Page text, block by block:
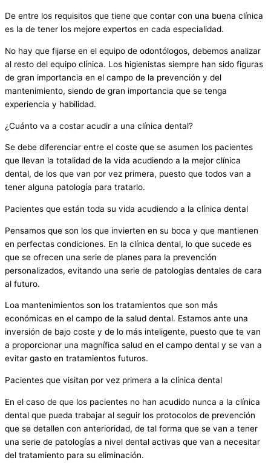
De entre los requisitos que tiene que contar con una buena clínica
es la de tener los mejore expertos en cada especialidad.
No hay que fijarse en el equipo de odontólogos, debemos analizar
al resto del equipo clínica. Los higienistas siempre han sido figuras
de gran importancia en el campo de la prevención y del
mantenimiento, siendo de gran importancia que se tenga
experiencia y habilidad.
¿Cuánto va a costar acudir a una clínica dental?
Se debe diferenciar entre el coste que se asumen los pacientes
que llevan la totalidad de la vida acudiendo a la mejor clínica
dental, de los que van por vez primera, puesto que todos van a
tener alguna patología para tratarlo.
Pacientes que están toda su vida acudiendo a la clínica dental
Pensamos que son los que invierten en su boca y que mantienen
en perfectas condiciones. En la clínica dental, lo que sucede es
que se ofrecen una serie de planes para la prevención
personalizados, evitando una serie de patologías dentales de cara
al futuro.
Loa mantenimientos son los tratamientos que son más
económicas en el campo de la salud dental. Estamos ante una
inversión de bajo coste y de lo más inteligente, puesto que te van
a proporcionar una magnífica salud en el campo dental y se van a
evitar gasto en tratamientos futuros.
Pacientes que visitan por vez primera a la clínica dental
En el caso de que los pacientes no han acudido nunca a la clínica
dental que pueda trabajar al seguir los protocolos de prevención
que se detallen con anterioridad, de tal forma que se van a tener
una serie de patologías a nivel dental activas que van a necesitar
del tratamiento para su eliminación.